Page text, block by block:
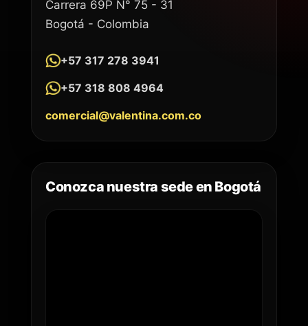
Carrera 69P N° 75 - 31
Bogotá - Colombia
+57 317 278 3941
+57 318 808 4964
comercial@valentina.com.co
Conozca nuestra sede en Bogotá